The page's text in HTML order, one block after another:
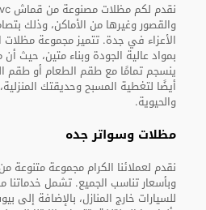
والقصور وغيرها من الأماكن، وذلك
الأعزاء في جدة. تتميز مجموعة مظلات
بمواد عالية الجودة وبناء متين، حيث
ينسجم تمامًا مع طقم الطعام أو طقم
أيضًا لتغطية المسبح وحديقتك
والحيوية.
مظلات وسواتر جده
نقدم لعملائنا الكرام مجموعة متنوعة
وبأسعار تناسب الجميع. تشمل خدماتنا
للسيارات خارج المنازل، بالإضافة إلى